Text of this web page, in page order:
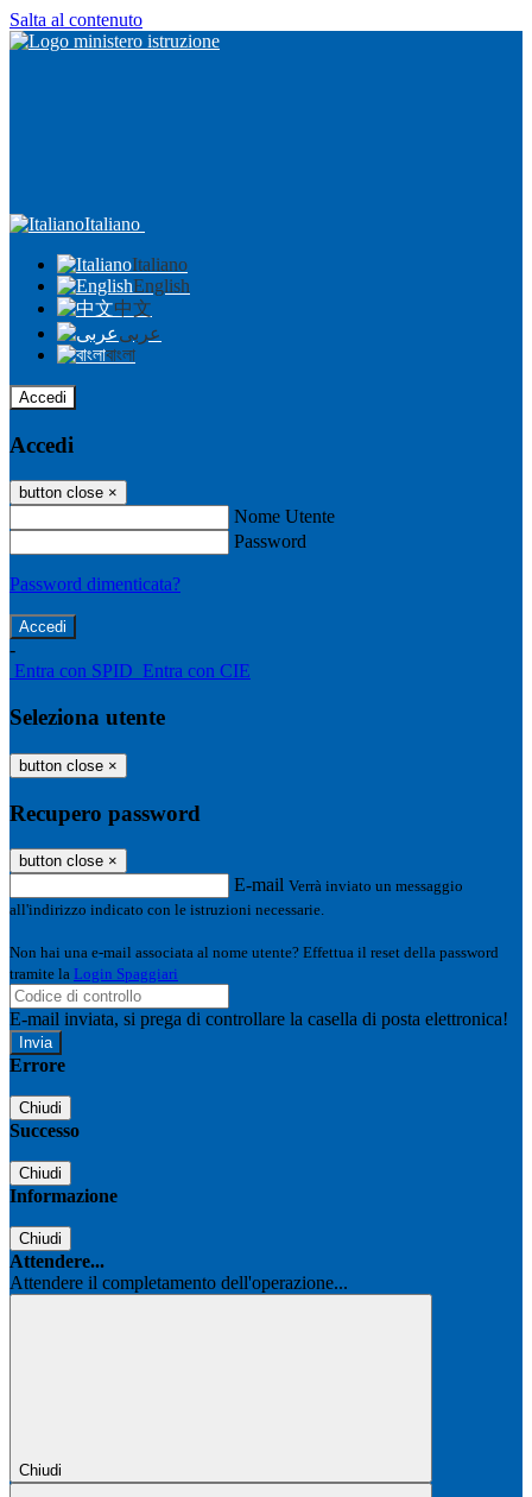
Salta al contenuto
Italiano
Italiano
English
中文
عربى
বাংলা
Accedi
Accedi
button close ×
Nome Utente
Password
Password dimenticata?
-
Entra con SPID Entra con CIE
Seleziona utente
button close ×
Recupero password
button close ×
E-mail Verrà inviato un messaggio
all'indirizzo indicato con le istruzioni necessarie.
Non hai una e-mail associata al nome utente? Effettua il reset della password
tramite la Login Spaggiari
E-mail inviata, si prega di controllare la casella di posta elettronica!
Errore
Chiudi
Successo
Chiudi
Informazione
Chiudi
Attendere...
Attendere il completamento dell'operazione...
Chiudi